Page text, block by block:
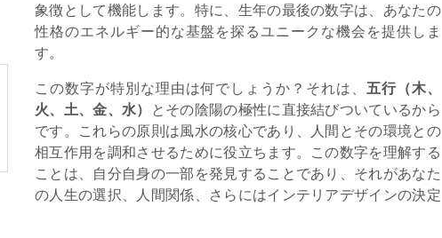
象徴として機能します。特に、生年の最後の数字は、あなたの
性格のエネルギー的な基盤を探るユニークな機会を提供しま
す。
この数字が特別な理由は何でしょうか？それは、 五行（木、
火、土、金、水） とその陰陽の極性に直接結びついているから
です。これらの原則は風水の核心であり、人間とその環境との
相互作用を調和させるために役立ちます。この数字を理解する
ことは、自分自身の一部を発見することであり、それがあなた
の人生の選択、人間関係、さらにはインテリアデザインの決定